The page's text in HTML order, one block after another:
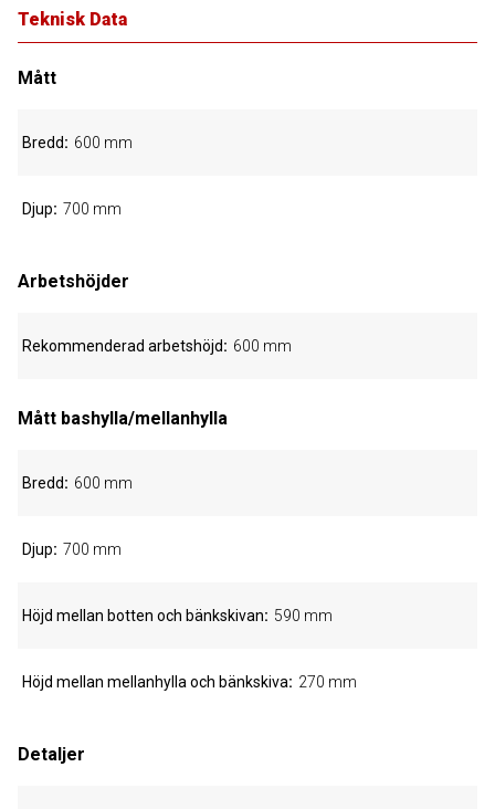
Teknisk Data
Mått
Bredd 600 mm
Djup 700 mm
Arbetshöjder
Rekommenderad arbetshöjd 600 mm
Mått bashylla/mellanhylla
Bredd 600 mm
Djup 700 mm
Höjd mellan botten och bänkskivan 590 mm
Höjd mellan mellanhylla och bänkskiva 270 mm
Detaljer